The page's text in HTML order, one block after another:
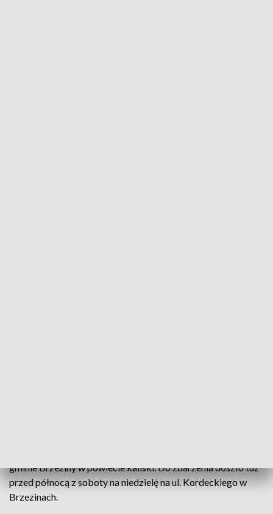
gminie Brzeziny w powiecie kaliski. Do zdarzenia doszło tuż
przed północą z soboty na niedzielę na ul. Kordeckiego w
Brzezinach.